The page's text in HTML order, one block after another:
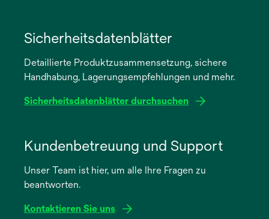
neuen
Registerkarte
Sicherheitsdatenblätter
Detaillierte Produktzusammensetzung, sichere
Handhabung, Lagerungsempfehlungen und mehr.
Sicherheitsdatenblätter durchsuchen
neuen
Registerkarte
Kundenbetreuung und Support
Unser Team ist hier, um alle Ihre Fragen zu
beantworten.
Kontaktieren Sie uns